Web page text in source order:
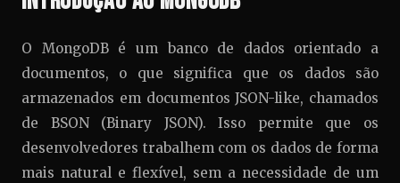
O MongoDB é um banco de dados orientado a
documentos, o que significa que os dados são
armazenados em documentos JSON-like, chamados
de BSON (Binary JSON). Isso permite que os
desenvolvedores trabalhem com os dados de forma
mais natural e flexível, sem a necessidade de um